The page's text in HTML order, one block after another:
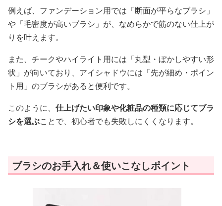
例えば、ファンデーション用では「断面が平らなブラシ」
や「毛密度が高いブラシ」が、なめらかで筋のない仕上が
りを叶えます。
また、チークやハイライト用には「丸型・ぼかしやすい形
状」が向いており、アイシャドウには「先が細め・ポイン
ト用」のブラシがあると便利です。
このように、 仕上げたい印象や化粧品の種類に応じてブラ
シを選ぶことで、初心者でも失敗しにくくなります。
ブラシのお手入れ＆使いこなしポイント